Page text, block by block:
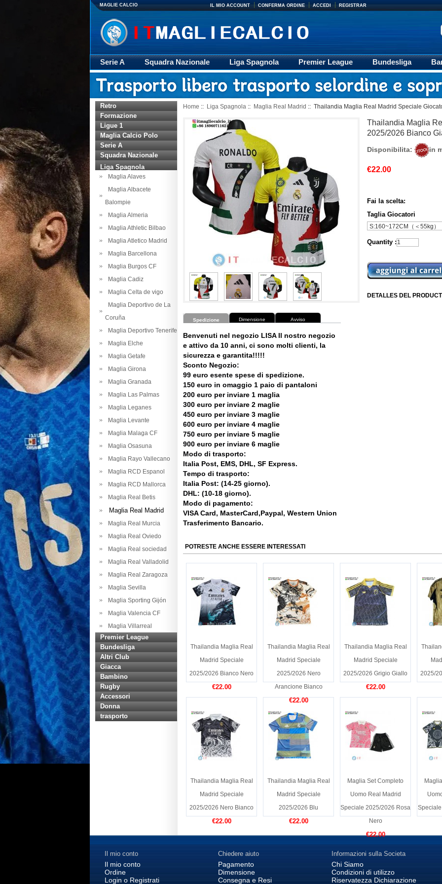
MAGLIE CALCIO IL MIO ACCOUNT CONFERMA ORDINE ACCEDI REGISTRAR
Serie A Squadra Nazionale Liga Spagnola Premier League Bundesliga
Giacca
Rugby trasporto Retro Formazione
Retro
Formazione
Ligue 1
Maglia Calcio Polo
Serie A
Squadra Nazionale
Liga Spagnola
Maglia Alaves
Maglia Albacete
Balompie
Maglia Almeria
Maglia Athletic Bilbao
Maglia Atletico Madrid
Maglia Barcellona
Maglia Burgos CF
Maglia Cadiz
Maglia Celta de vigo
Maglia Deportivo de La
Coruña
Maglia Deportivo Tenerife
Maglia Elche
Maglia Getafe
Maglia Girona
Maglia Granada
Maglia Las Palmas
Maglia Leganes
Maglia Levante
Maglia Malaga CF
Maglia Osasuna
Maglia Rayo Vallecano
Maglia RCD Espanol
Maglia RCD Mallorca
Maglia Real Betis
Maglia Real Madrid
Maglia Real Murcia
Maglia Real Oviedo
Maglia Real sociedad
Maglia Real Valladolid
Maglia Real Zaragoza
Maglia Sevilla
Maglia Sporting Gijón
Maglia Valencia CF
Maglia Villarreal
Premier League
Bundesliga
Altri Club
Giacca
Bambino
Rugby
Accessori
Donna
trasporto
Home :: Liga Spagnola :: Maglia Real Madrid :: Thailandia Maglia Real Madrid Speciale
Spedizione Dimensione Avviso
Benvenuti nel negozio LISA Il nostro negozio
e attivo da 10 anni, ci sono molti clienti, la
sicurezza e garantita!!!!!
Sconto Negozio:
99 euro esente spese di spedizione.
150 euro in omaggio 1 paio di pantaloni
200 euro per inviare 1 maglia
300 euro per inviare 2 maglie
450 euro per inviare 3 maglie
600 euro per inviare 4 maglie
750 euro per inviare 5 maglie
900 euro per inviare 6 maglie
Modo di trasporto:
Italia Post, EMS, DHL, SF Express.
Tempo di trasporto:
Italia Post: (14-25 giorno).
DHL: (10-18 giorno).
Modo di pagamento:
VISA Card, MasterCard,Paypal, Western Union
Trasferimento Bancario.
Thailandia Maglia
2025/2026 Bianco
Disponibilita: in
€22.00
Fai la scelta:
Taglia Giocatori
Quantity :
DETALLES DEL
POTRESTE ANCHE ESSERE INTERESSATI
Thailandia Maglia Real
Madrid Speciale
2025/2026 Bianco Nero
€22.00
Thailandia Maglia Real
Madrid Speciale
2025/2026 Nero
Arancione Bianco
€22.00
Thailandia Maglia Real
Madrid Speciale
2025/2026 Grigio Giallo
€22.00
2025/
Thailandia Maglia Real
Madrid Speciale
2025/2026 Nero Bianco
€22.00
Thailandia Maglia Real
Madrid Speciale
2025/2026 Blu
€22.00
Maglia Set Completo
Uomo Real Madrid
Speciale 2025/2026 Rosa
Nero
€22.00
Il mio conto
Il mio conto
Ordine
Login o Registrati
Chiedere aiuto
Pagamento
Dimensione
Consegna e Resi
Informazioni sulla Societa
Chi Siamo
Condizioni di utilizzo
Riservatezza Dichiarazione